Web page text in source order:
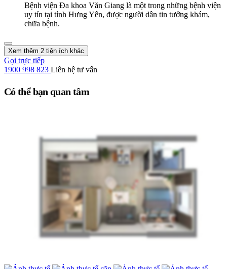
Bệnh viện Đa khoa Văn Giang là một trong những bệnh viện
uy tín tại tỉnh Hưng Yên, được người dân tin tưởng khám,
chữa bệnh.
Xem thêm 2 tiện ích khác
Gọi trực tiếp
1900 998 823 Liên hệ tư vấn
Có thể bạn quan tâm